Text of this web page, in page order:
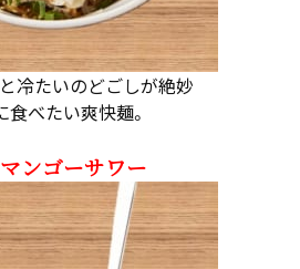
冷たいのどごしが絶妙
食べたい爽快麺。
ンゴーサワー